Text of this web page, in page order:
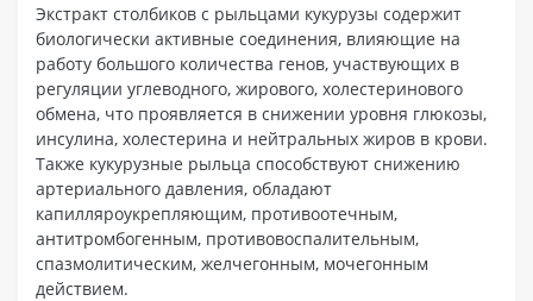
Экстракт столбиков c рыльцами кукурузы содержит
биологически активные соединения, влияющие на
работу большого количества генов, участвующих в
регуляции углеводного, жирового, холестеринового
обмена, что проявляется в снижении уровня глюкозы,
инсулина, холестерина и нейтральных жиров в крови.
Также кукурузные рыльца способствуют снижению
артериального давления, обладают
капилляроукрепляющим, противоотечным,
антитромбогенным, противовоспалительным,
спазмолитическим, желчегонным, мочегонным
действием.